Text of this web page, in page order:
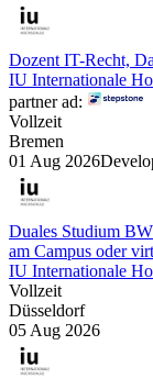
Dozent IT-Recht,
IU Internationale
partner ad:
Vollzeit
Bremen
01 Aug 2026
Duales Studium
am Campus oder
IU Internationale
Vollzeit
Düsseldorf
05 Aug 2026